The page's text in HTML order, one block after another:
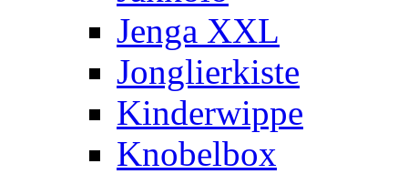
Jenga XXL
Jonglierkiste
Kinderwippe
Knobelbox